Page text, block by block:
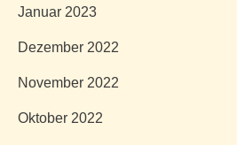
Januar 2023
Dezember 2022
November 2022
Oktober 2022